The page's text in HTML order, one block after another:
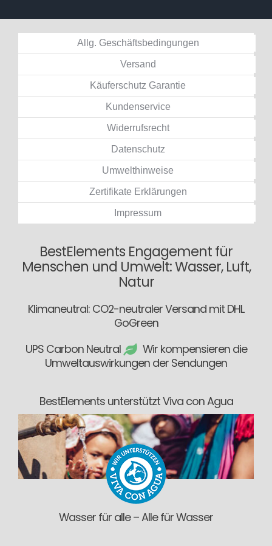
Allg. Geschäftsbedingungen
Versand
Käuferschutz Garantie
Kundenservice
Widerrufsrecht
Datenschutz
Umwelthinweise
Zertifikate Erklärungen
Impressum
BestElements Engagement für
Menschen und Umwelt: Wasser, Luft,
Natur
Klimaneutral: CO2-neutraler Versand mit DHL
GoGreen
UPS Carbon Neutral
Wir kompensieren die
Umweltauswirkungen der Sendungen
BestElements unterstützt Viva con Agua
Wasser für alle – Alle für Wasser